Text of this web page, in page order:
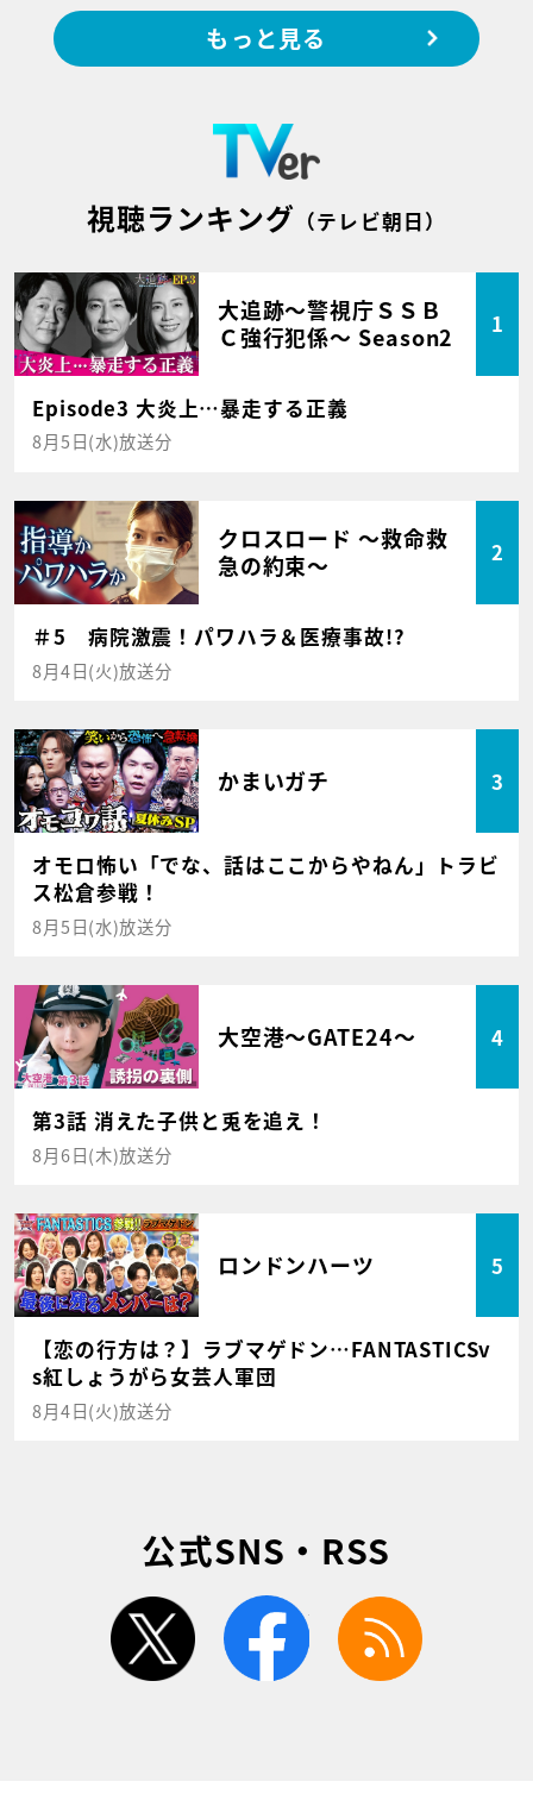
もっと見る
視聴ランキング （テレビ朝日）
大追跡～警視庁ＳＳＢ
Ｃ強行犯係～ Season2
1
Episode3 大炎上…暴走する正義
8月5日(水)放送分
クロスロード ～救命救
急の約束～
2
＃5 病院激震！パワハラ＆医療事故!?
8月4日(火)放送分
かまいガチ 3
オモロ怖い「でな、話はここからやねん」トラビ
ス松倉参戦！
8月5日(水)放送分
大空港～GATE24～ 4
第3話 消えた子供と兎を追え！
8月6日(木)放送分
ロンドンハーツ 5
【恋の行方は？】ラブマゲドン…FANTASTICSv
s紅しょうがら女芸人軍団
8月4日(火)放送分
公式SNS・RSS
twitter facebook